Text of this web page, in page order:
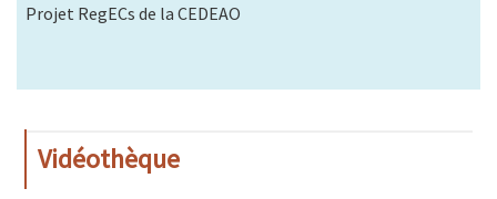
Projet RegECs de la CEDEAO
Vidéothèque